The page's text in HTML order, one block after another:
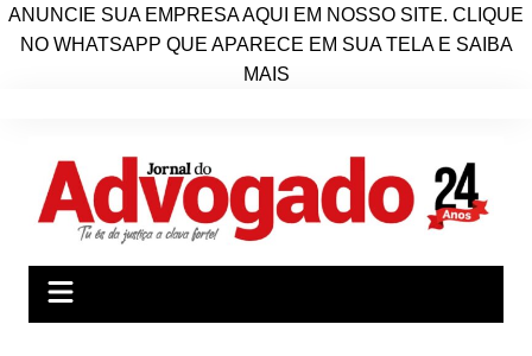
ANUNCIE SUA EMPRESA AQUI EM NOSSO SITE. CLIQUE
NO WHATSAPP QUE APARECE EM SUA TELA E SAIBA
MAIS
conteúdo